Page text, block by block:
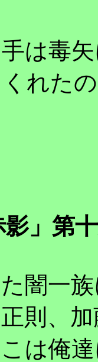
は毒
れた
影」第
闇一
則、
は俺